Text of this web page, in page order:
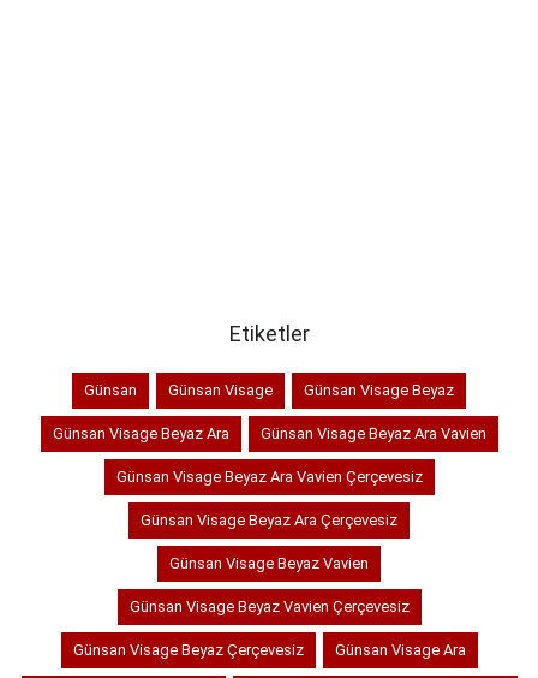
Etiketler
Günsan Günsan Visage Günsan Visage Beyaz
Günsan Visage Beyaz Ara Günsan Visage Beyaz Ara Vavien
Günsan Visage Beyaz Ara Vavien Çerçevesiz
Günsan Visage Beyaz Ara Çerçevesiz
Günsan Visage Beyaz Vavien
Günsan Visage Beyaz Vavien Çerçevesiz
Günsan Visage Beyaz Çerçevesiz Günsan Visage Ara